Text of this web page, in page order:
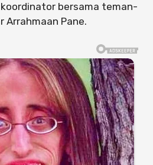
bersama teman-
Arrahmaan Pane.